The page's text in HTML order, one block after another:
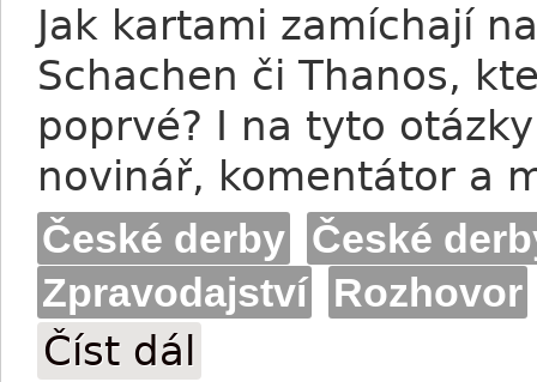
Jak kartami zamíchají
Schachen či Thanos,
poprvé? I na tyto
novinář, komentátor a
České derby
České
Zpravodajství
Rozhovor
Číst dál